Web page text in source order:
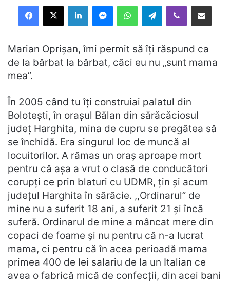
Facebook
X LinkedInMessengerWhatsAppTelegramViber Distribuie prin mail
Marian Oprișan, îmi permit să îți răspund ca
de la bărbat la bărbat, căci eu nu „sunt mama
mea”.
În 2005 când tu îți construiai palatul din
Bolotești, în orașul Bălan din sărăcăciosul
județ Harghita, mina de cupru se pregătea să
se închidă. Era singurul loc de muncă al
locuitorilor. A rămas un oraș aproape mort
pentru că așa a vrut o clasă de conducători
corupți ce prin blaturi cu UDMR, țin și acum
județul Harghita în sărăcie. ,,Ordinarul” de
mine nu a suferit 18 ani, a suferit 21 și încă
suferă. Ordinarul de mine a mâncat mere din
copaci de foame și nu pentru că n-a lucrat
mama, ci pentru că în acea perioadă mama
primea 400 de lei salariu de la un Italian ce
avea o fabrică mică de confecții, din acei bani